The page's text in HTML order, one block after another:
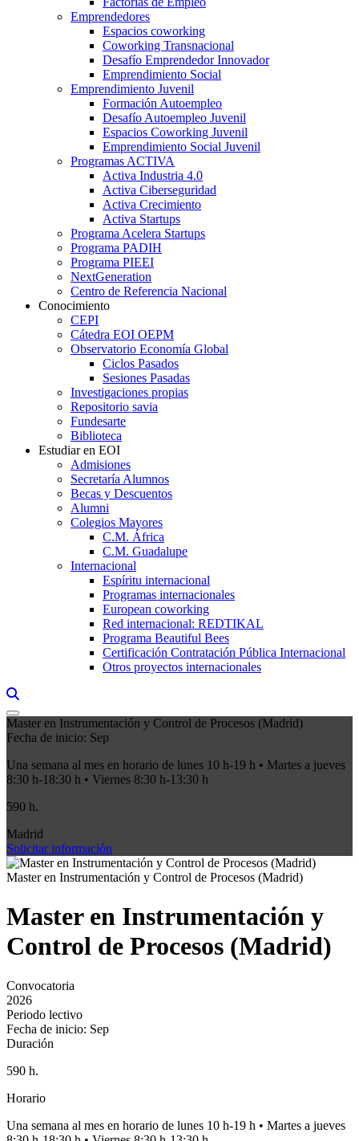
Emprendedores
Espacios coworking
Coworking Transnacional
Desafío Emprendedor Innovador
Emprendimiento Social
Emprendimiento Juvenil
Formación Autoempleo
Desafío Autoempleo Juvenil
Espacios Coworking Juvenil
Emprendimiento Social Juvenil
Programas ACTIVA
Activa Industria 4.0
Activa Ciberseguridad
Activa Crecimiento
Activa Startups
Programa Acelera Startups
Programa PADIH
Programa PIEEI
NextGeneration
Centro de Referencia Nacional
Conocimiento
CEPI
Cátedra EOI OEPM
Observatorio Economía Global
Ciclos Pasados
Sesiones Pasadas
Investigaciones propias
Repositorio savia
Fundesarte
Biblioteca
Estudiar en EOI
Admisiones
Secretaría Alumnos
Becas y Descuentos
Alumni
Colegios Mayores
C.M. África
C.M. Guadalupe
Internacional
Espíritu internacional
Programas internacionales
European coworking
Red internacional: REDTIKAL
Programa Beautiful Bees
Certificación Contratación Pública Internacional
Otros proyectos internacionales
Master en Instrumentación y Control de Procesos (Madrid)
Fecha de inicio: Sep
Una semana al mes en horario de lunes 10 h-19 h • Martes a jueves
8:30 h-18:30 h • Viernes 8:30 h-13:30 h
590 h.
Madrid
Solicitar información
Master en Instrumentación y Control de Procesos (Madrid)
Master en Instrumentación y
Control de Procesos (Madrid)
Convocatoria
2026
Periodo lectivo
Fecha de inicio: Sep
Duración
590 h.
Horario
Una semana al mes en horario de lunes 10 h-19 h • Martes a jueves